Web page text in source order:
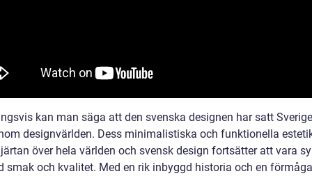
kan man säga att den svenska designen har satt
designvärlden. Dess minimalistiska och funktionella
över hela världen och svensk design fortsätter att vara
smak och kvalitet. Med en rik inbyggd historia och en